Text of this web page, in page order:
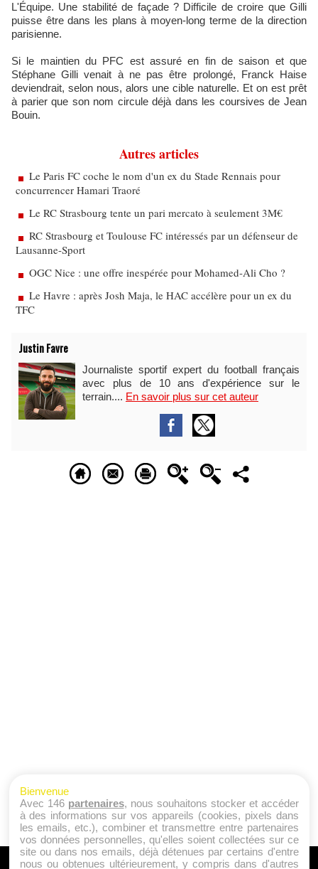
L'Équipe. Une stabilité de façade ? Difficile de croire que Gilli
puisse être dans les plans à moyen-long terme de la direction
parisienne.
​Si le maintien du PFC est assuré en fin de saison et que
Stéphane Gilli venait à ne pas être prolongé, Franck Haise
deviendrait, selon nous, alors une cible naturelle. Et on est prêt
à parier que son nom circule déjà dans les coursives de Jean
Bouin.
Autres articles
Le Paris FC coche le nom d'un ex du Stade Rennais pour
concurrencer Hamari Traoré
Le RC Strasbourg tente un pari mercato à seulement 3M€
RC Strasbourg et Toulouse FC intéressés par un défenseur de
Lausanne-Sport
OGC Nice : une offre inespérée pour Mohamed-Ali Cho ?
Le Havre : après Josh Maja, le HAC accélère pour un ex du
TFC
Justin Favre
Journaliste sportif expert du football français
avec plus de 10 ans d'expérience sur le
terrain.... En savoir plus sur cet auteur
Bienvenue
Avec 146 partenaires, nous souhaitons stocker et accéder
à des informations sur vos appareils (cookies, pixels dans
les emails, etc.), combiner et transmettre entre partenaires
vos données personnelles, qu'elles soient collectées sur ce
site ou dans nos emails, déjà détenues par certains d'entre
nous ou obtenues ultérieurement, y compris dans d'autres